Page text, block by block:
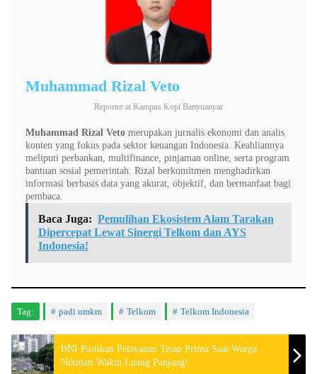
Muhammad Rizal Veto
Reporter at Kampus Kopi Banyuanyar
Muhammad Rizal Veto merupakan jurnalis ekonomi dan analis
konten yang fokus pada sektor keuangan Indonesia. Keahliannya
meliputi perbankan, multifinance, pinjaman online, serta program
bantuan sosial pemerintah. Rizal berkomitmen menghadirkan
informasi berbasis data yang akurat, objektif, dan bermanfaat bagi
pembaca.
Baca Juga: Pemulihan Ekosistem Alam Tarakan
Dipercepat Lewat Sinergi Telkom dan AYS
Indonesia!
Tag: padi umkm Telkom Telkom Indonesia
BNI Pastikan Pelayanan Tetap Prima Saat Warga
Nikmati Waktu Luang Panjang!